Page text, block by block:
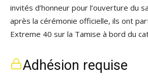
invités d’honneur pour l’ouverture du
après la cérémonie officielle, ils ont
Extreme 40 sur la Tamise à bord du
Adhésion requise